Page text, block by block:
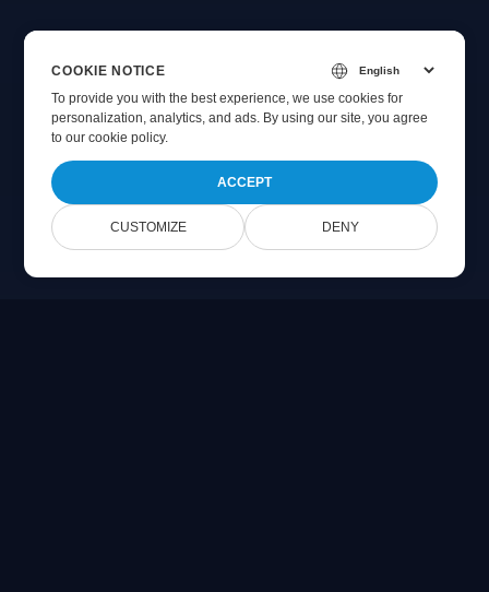
COOKIE NOTICE
To provide you with the best experience, we use cookies for
personalization, analytics, and ads. By using our site, you agree
toour cookie policy.
ACCEPT
CUSTOMIZE DENY